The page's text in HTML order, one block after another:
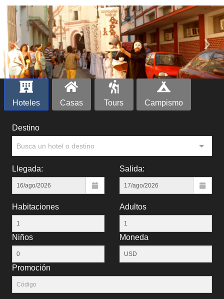
‹ ›
Hoteles Casas Tours Campismo
Destino
Busca un hotel o destino
Llegada: Salida:
Habitaciones Adultos
Niños Moneda
Promoción